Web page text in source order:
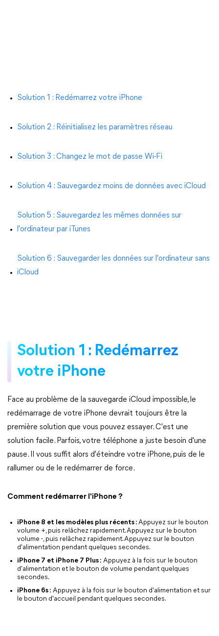
Solution 1 : Redémarrez votre iPhone
Solution 2 : Réinitialisez les paramètres réseau
Solution 3 : Changez le mot de passe Wi-Fi
Solution 4 : Sauvegardez moins de données avec iCloud
Solution 5 : Sauvegardez les mêmes données sur
l'ordinateur par iTunes
Solution 6 : Sauvegarder les données sur l'ordinateur sans
iCloud
Solution 1 : Redémarrez
votre iPhone
Face au problème de la sauvegarde iCloud impossible, le
redémarrage de votre iPhone devrait toujours être la
première solution que vous pouvez essayer. C'est une
solution facile. Parfois, votre téléphone a juste besoin d'une
pause. Il vous suffit alors d'éteindre votre iPhone, puis de le
rallumer ou de le redémarrer de force.
Comment redémarrer l'iPhone ?
iPhone 8 et les modèles plus récents : Appuyez sur le bouton
volume +, puis relâchez rapidement. Appuyez sur le bouton
volume -, puis relâchez rapidement. Appuyez sur le bouton
d'alimentation pendant quelques secondes.
iPhone 7 et iPhone 7 Plus : Appuyez à la fois sur le bouton
d'alimentation et le bouton de volume pendant quelques
secondes.
iPhone 6s : Appuyez à la fois sur le bouton d'alimentation et sur
le bouton d'accueil pendant quelques secondes.